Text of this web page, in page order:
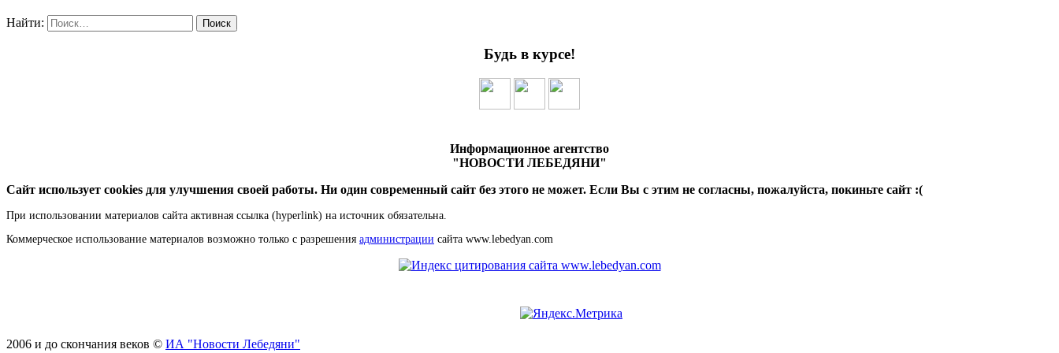
Найти:
Будь в курсе!
Информационное агентство
"НОВОСТИ ЛЕБЕДЯНИ"
Сайт использует cookies для улучшения своей работы. Ни один современный сайт без этого не может. Если Вы с этим не согласны, пожалуйста, покиньте сайт :(
При использовании материалов сайта активная ссылка (hyperlink) на источник обязательна.
Коммерческое использование материалов возможно только с разрешения администрации сайта www.lebedyan.com
2006 и до скончания веков © ИА "Новости Лебедяни"